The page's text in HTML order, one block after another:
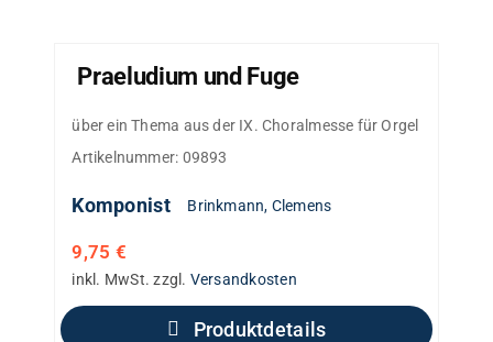
Praeludium und Fuge
über ein Thema aus der IX. Choralmesse für Orgel
Artikelnummer: 09893
Komponist Brinkmann, Clemens
9,75 €
inkl. MwSt. zzgl. Versandkosten
Produktdetails